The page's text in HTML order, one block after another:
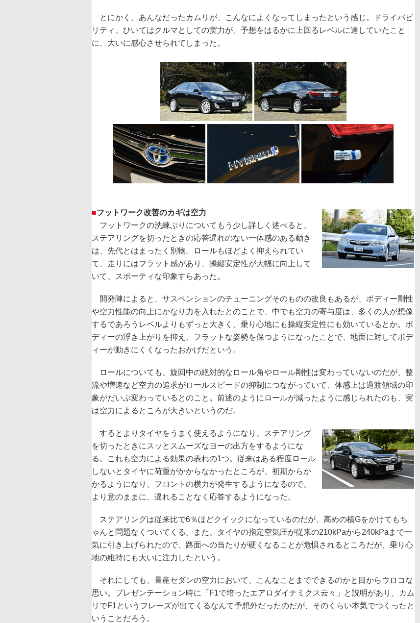
とにかく、あんなだったカムリが、こんなによくなってしまったという感じ。ドライバビ
リティ、ひいてはクルマとしての実力が、予想をはるかに上回るレベルに達していたこと
に、大いに感心させられてしまった。
■フットワーク改善のカギは空力
フットワークの洗練ぶりについてもう少し詳しく述べると、
ステアリングを切ったときの応答遅れのない一体感のある動き
は、先代とはまったく別物。ロールもほどよく抑えられてい
て、走りにはフラット感があり、操縦安定性が大幅に向上して
いて、スポーティな印象すらあった。
開発陣によると、サスペンションのチューニングそのものの改良もあるが、ボディー剛性
や空力性能の向上にかなり力を入れたとのことで、中でも空力の寄与度は、多くの人が想像
するであろうレベルよりもずっと大きく、乗り心地にも操縦安定性にも効いているとか。ボ
ディーの浮き上がりを抑え、フラットな姿勢を保つようになったことで、地面に対してボデ
ィーが動きにくくなったおかげだという。
ロールについても、旋回中の絶対的なロール角やロール剛性は変わっていないのだが、整
流や増速など空力の追求がロールスピードの抑制につながっていて、体感上は過渡領域の印
象がだいぶ変わっているとのこと。前述のようにロールが減ったように感じられたのも、実
は空力によるところが大きいというのだ。
するとよりタイヤをうまく使えるようになり、ステアリング
を切ったときにスッとスムーズなヨーの出方をするようにな
る。これも空力による効果の表れの1つ。従来はある程度ロール
しないとタイヤに荷重がかからなかったところが、初期からか
かるようになり、フロントの横力が発生するようになるので、
より意のままに、遅れることなく応答するようになった。
ステアリングは従来比で6％ほどクイックになっているのだが、高めの横Gをかけてもち
ゃんと問題なくついてくる。また、タイヤの指定空気圧が従来の210kPaから240kPaまで一
気に引き上げられたので、路面への当たりが硬くなることが危惧されるところだが、乗り心
地の維持にも大いに注力したという。
それにしても、量産セダンの空力において、こんなことまでできるのかと目からウロコな
思い。プレゼンテーション時に「F1で培ったエアロダイナミクス云々」と説明があり、カム
リでF1というフレーズが出てくるなんて予想外だったのだが、そのくらい本気でつくったと
いうことだろう。